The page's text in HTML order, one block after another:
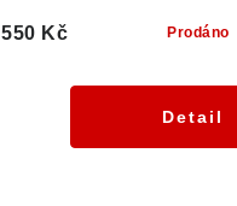
Prodáno
550 Kč
Detail